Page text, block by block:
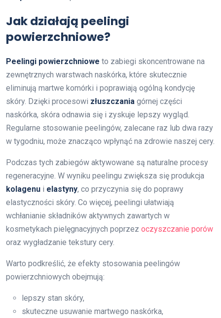
Jak działają peelingi
powierzchniowe?
Peelingi powierzchniowe to zabiegi skoncentrowane na
zewnętrznych warstwach naskórka, które skutecznie
eliminują martwe komórki i poprawiają ogólną kondycję
skóry. Dzięki procesowi złuszczania górnej części
naskórka, skóra odnawia się i zyskuje lepszy wygląd.
Regularne stosowanie peelingów, zalecane raz lub dwa razy
w tygodniu, może znacząco wpłynąć na zdrowie naszej cery.
Podczas tych zabiegów aktywowane są naturalne procesy
regeneracyjne. W wyniku peelingu zwiększa się produkcja
kolagenu i elastyny, co przyczynia się do poprawy
elastyczności skóry. Co więcej, peelingi ułatwiają
wchłanianie składników aktywnych zawartych w
kosmetykach pielęgnacyjnych poprzez oczyszczanie porów
oraz wygładzanie tekstury cery.
Warto podkreślić, że efekty stosowania peelingów
powierzchniowych obejmują:
lepszy stan skóry,
skuteczne usuwanie martwego naskórka,